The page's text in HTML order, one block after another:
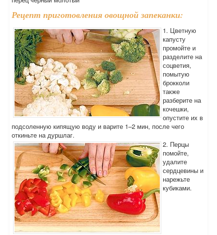
Рецепт приготовления овощной запеканки:
1. Цветную
капусту
промойте и
разделите на
соцветия,
помытую
брокколи
также
разберите на
кочешки,
опустите их в
подсоленную кипящую воду и варите 1–2 мин, после чего
откиньте на дуршлаг.
2. Перцы
помойте,
удалите
сердцевины и
нарежьте
кубиками.